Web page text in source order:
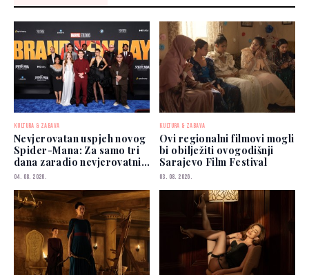
KULTURA & ZABAVA
Nevjerovatan uspjeh novog
Spider-Mana: Za samo tri
dana zaradio nevjerovatnih
927 miliona dolara
04. 08. 2026.
KULTURA & ZABAVA
Ovi regionalni filmovi mogli
bi obilježiti ovogodišnji
Sarajevo Film Festival
03. 08. 2026.